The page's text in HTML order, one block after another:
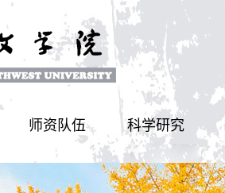
师资队伍 科学研究